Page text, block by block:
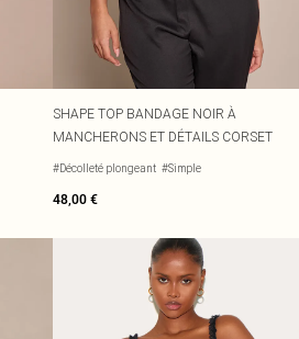
SHAPE TOP BANDAGE NOIR À
MANCHERONS ET DÉTAILS CORSET
#Décolleté plongeant #Simple
48,00 €